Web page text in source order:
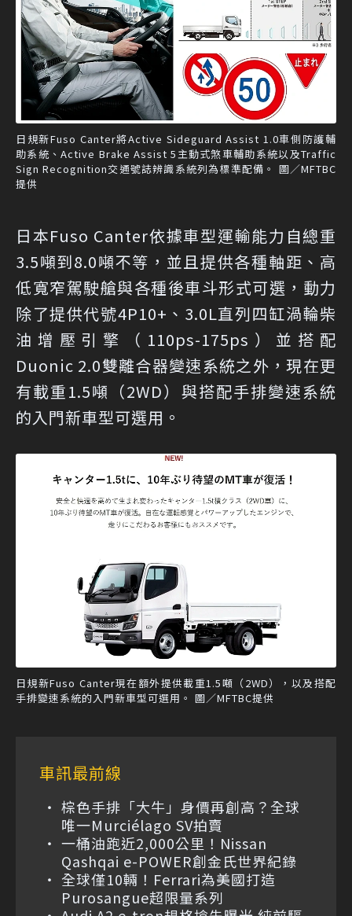
日規新Fuso Canter將Active Sideguard Assist 1.0車側防護輔
助系統、Active Brake Assist 5主動式煞車輔助系統以及Traffic
Sign Recognition交通號誌辨識系統列為標準配備。 圖／MFTBC
提供
日本Fuso Canter依據車型運輸能力自總重
3.5噸到8.0噸不等，並且提供各種軸距、高
低寬窄駕駛艙與各種後車斗形式可選，動力
除了提供代號4P10+、3.0L直列四缸渦輪柴
油增壓引擎（110ps-175ps）並搭配
Duonic 2.0雙離合器變速系統之外，現在更
有載重1.5噸（2WD）與搭配手排變速系統
的入門新車型可選用。
日規新Fuso Canter現在額外提供載重1.5噸（2WD），以及搭配
手排變速系統的入門新車型可選用。 圖／MFTBC提供
車訊最前線
棕色手排「大牛」身價再創高？全球
唯一Murciélago SV拍賣
一桶油跑近2,000公里！Nissan
Qashqai e-POWER創金氏世界紀錄
全球僅10輛！Ferrari為美國打造
Purosangue超限量系列